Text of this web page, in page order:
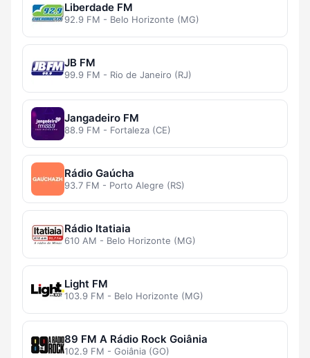
Liberdade FM
92.9 FM - Belo Horizonte (MG)
JB FM
99.9 FM - Rio de Janeiro (RJ)
Jangadeiro FM
88.9 FM - Fortaleza (CE)
Rádio Gaúcha
93.7 FM - Porto Alegre (RS)
Rádio Itatiaia
610 AM - Belo Horizonte (MG)
Light FM
103.9 FM - Belo Horizonte (MG)
89 FM A Rádio Rock Goiânia
102.9 FM - Goiânia (GO)